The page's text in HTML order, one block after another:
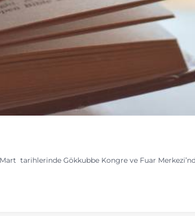
tarihlerinde Gökkubbe Kongre ve Fuar